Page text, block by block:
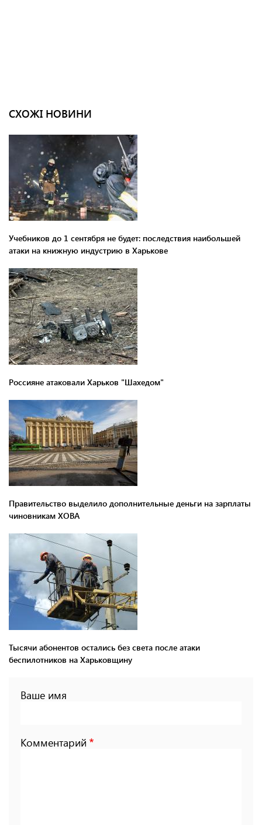
СХОЖІ НОВИНИ
Учебников до 1 сентября не будет: последствия наибольшей
атаки на книжную индустрию в Харькове
Россияне атаковали Харьков "Шахедом"
Правительство выделило дополнительные деньги на зарплаты
чиновникам ХОВА
Тысячи абонентов остались без света после атаки
беспилотников на Харьковщину
Ваше имя
Комментарий